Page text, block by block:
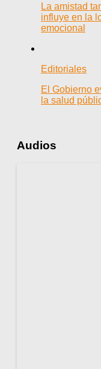
La amistad
influye en la
emocional
Editoriales
El Gobierno
la salud
Audios